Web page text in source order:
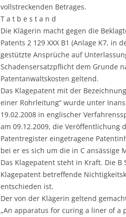
vollstreckenden Betrages.
T a t b e s t a n d
Die Klägerin macht gegen die
Patents 2 129 XXX B1 (Anlage K7, in
gestützte Ansprüche auf
Schadensersatzpflicht dem Grunde
Patentanwaltskosten geltend.
Das Klagepatent mit der
einer Rohrleitung“ wurde unter
19.02.2008 in englischer
am 09.12.2009, die Veröffentlichung
Patentregister eingetragene
bei er es sich um die in C
Das Klagepatent steht in Kraft. Die B
Klagepatent betreffende
entschieden ist.
Der von der Klägerin geltend
„An apparatus for curing a liner of